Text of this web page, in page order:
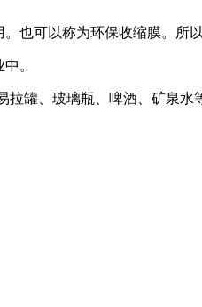
可以称为环保收缩膜。所以
。
罐、玻璃瓶、啤酒、矿泉水